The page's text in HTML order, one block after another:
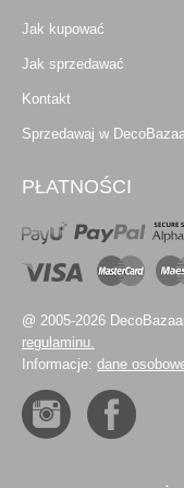
Jak kupować
Jak sprzedawać
Kontakt
Sprzedawaj w
PŁATNOŚCI
@ 2005-2026
regulaminu.
Informacje: dane